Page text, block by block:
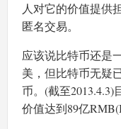
人对它的价值提供
匿名交易。
应该说比特币还是
美，但比特币无疑
币。(截至2013.4.3)
价值达到89亿